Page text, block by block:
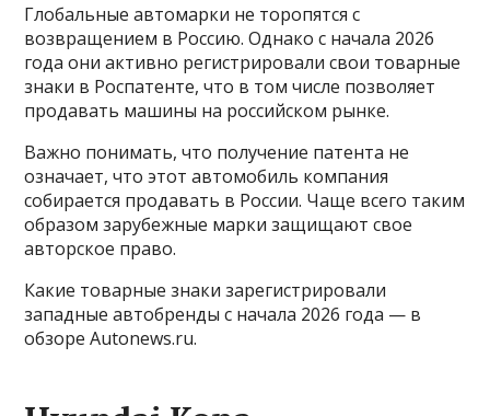
Глобальные автомарки не торопятся с
возвращением в Россию. Однако с начала 2026
года они активно регистрировали свои товарные
знаки в Роспатенте, что в том числе позволяет
продавать машины на российском рынке.
Важно понимать, что получение патента не
означает, что этот автомобиль компания
собирается продавать в России. Чаще всего таким
образом зарубежные марки защищают свое
авторское право.
Какие товарные знаки зарегистрировали
западные автобренды с начала 2026 года — в
обзоре Autonews.ru.